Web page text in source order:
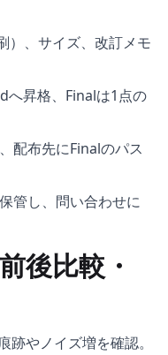
）、サイズ、改訂メモ
へ昇格、Finalは1点の
配布先にFinalのパス
管し、問い合わせに
後比較・
やノイズ増を確認。